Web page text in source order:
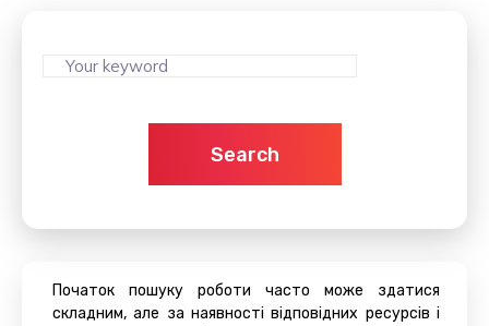
Search
Початок пошуку роботи часто може здатися
складним, але за наявності відповідних ресурсів і